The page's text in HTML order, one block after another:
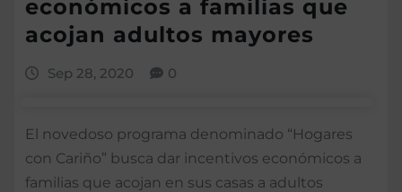
económicos a familias que
acojan adultos mayores
Sep 28, 2020 0
El novedoso programa denominado “Hogares
con Cariño” busca dar incentivos económicos a
familias que acojan en sus casas a adultos